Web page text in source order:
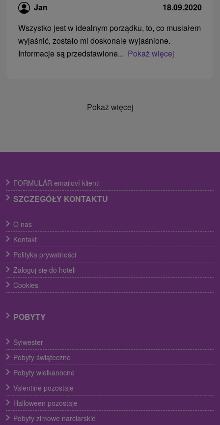
Jan
18.09.2020
Wszystko jest w idealnym porządku, to, co musiałem
wyjaśnić, zostało mi doskonale wyjaśnione.
Informacje są przedstawione... Pokaż więcej
Pokaż więcej
FORMULÁR emailoví klienti
SZCZEGÓŁY KONTAKTU
O nas
Kontakt
Polityka prywatności
Zaloguj się do hoteli
Cookies
POBYTY
Sylwester
Pobyty świąteczne
Pobyty wielkanocne
Valentine pozostaje
Halloween pozostaje
Pobyty zimowe narciarskie